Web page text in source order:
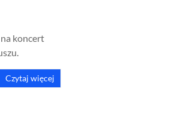
koncert
Czytaj więcej